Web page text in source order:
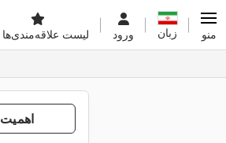
لیست علاقه‌مندی‌ها ورود زبان منو
اهمیت